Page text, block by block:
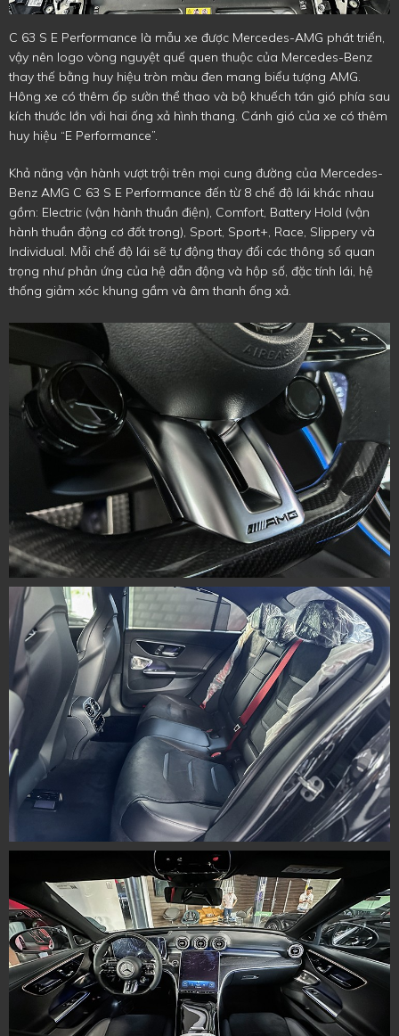
C 63 S E Performance là mẫu xe được Mercedes-AMG phát triển,
vậy nên logo vòng nguyệt quế quen thuộc của Mercedes-Benz
thay thế bằng huy hiệu tròn màu đen mang biểu tượng AMG.
Hông xe có thêm ốp sườn thể thao và bộ khuếch tán gió phía sau
kích thước lớn với hai ống xả hình thang. Cánh gió của xe có thêm
huy hiệu “E Performance”.
Khả năng vận hành vượt trội trên mọi cung đường của Mercedes-
Benz AMG C 63 S E Performance đến từ 8 chế độ lái khác nhau
gồm: Electric (vận hành thuần điện), Comfort, Battery Hold (vận
hành thuần động cơ đốt trong), Sport, Sport+, Race, Slippery và
Individual. Mỗi chế độ lái sẽ tự động thay đổi các thông số quan
trọng như phản ứng của hệ dẫn động và hộp số, đặc tính lái, hệ
thống giảm xóc khung gầm và âm thanh ống xả.